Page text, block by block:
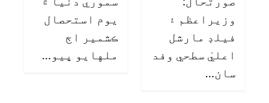
وزيراعظم ۽
فيلڊ مارشل
اعليٰ سطحي وفد
سان…
يوم استحصال
ڪشمير اڄ
ملهايو پيو…